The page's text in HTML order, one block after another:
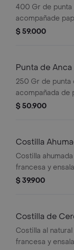
400 Gr de punta
acompañade
ensalada de la
$ 59.000
Punta de Anca
250 Gr de punta
acompañada de
ensalada de la
$ 50.900
Costilla
Costilla
francesa y
$ 39.900
Costilla de
Costilla al
francesa y